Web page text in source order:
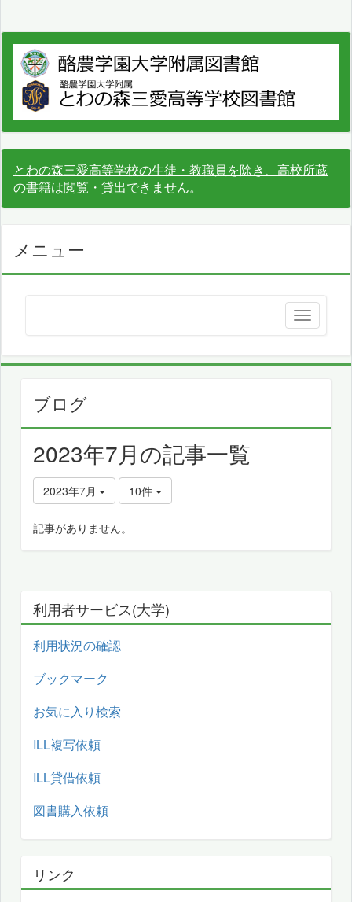
とわの森三愛高等学校の生徒・教職員を除き、高校所蔵
の書籍は閲覧・貸出できません。
メニュー
ブログ
2023年7月の記事一覧
2023年7月 10件
記事がありません。
利用者サービス(大学)
利用状況の確認
ブックマーク
お気に入り検索
ILL複写依頼
ILL貸借依頼
図書購入依頼
リンク